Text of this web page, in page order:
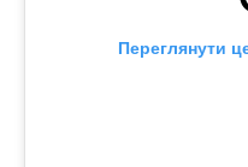
Переглянути